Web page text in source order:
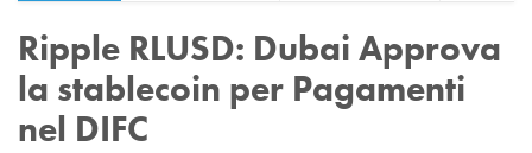
Ripple RLUSD: Dubai Approva
la stablecoin per Pagamenti
nel DIFC